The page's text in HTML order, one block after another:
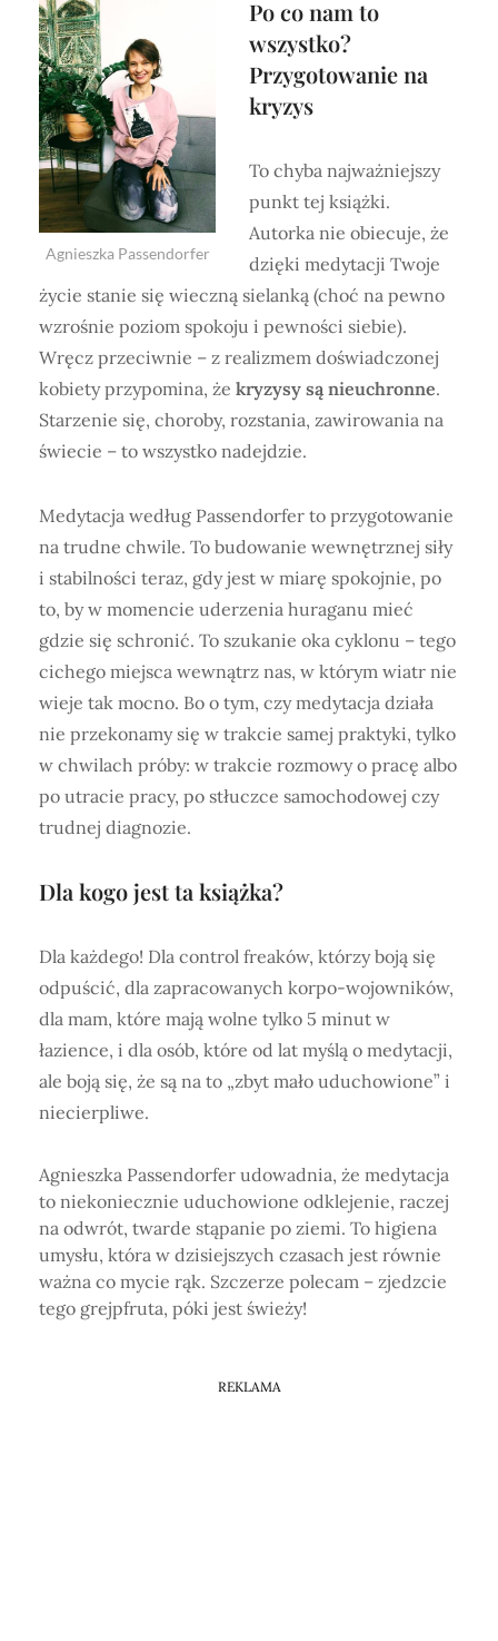
Agnieszka Passendorfer
Po co nam to
wszystko?
Przygotowanie na
kryzys
To chyba najważniejszy
punkt tej książki.
Autorka nie obiecuje, że
dzięki medytacji Twoje
życie stanie się wieczną sielanką (choć na pewno
wzrośnie poziom spokoju i pewności siebie).
Wręcz przeciwnie – z realizmem doświadczonej
kobiety przypomina, że kryzysy są nieuchronne.
Starzenie się, choroby, rozstania, zawirowania na
świecie – to wszystko nadejdzie.
Medytacja według Passendorfer to przygotowanie
na trudne chwile. To budowanie wewnętrznej siły
i stabilności teraz, gdy jest w miarę spokojnie, po
to, by w momencie uderzenia huraganu mieć
gdzie się schronić. To szukanie oka cyklonu – tego
cichego miejsca wewnątrz nas, w którym wiatr nie
wieje tak mocno. Bo o tym, czy medytacja działa
nie przekonamy się w trakcie samej praktyki, tylko
w chwilach próby: w trakcie rozmowy o pracę albo
po utracie pracy, po stłuczce samochodowej czy
trudnej diagnozie.
Dla kogo jest ta książka?
Dla każdego! Dla control freaków, którzy boją się
odpuścić, dla zapracowanych korpo-wojowników,
dla mam, które mają wolne tylko 5 minut w
łazience, i dla osób, które od lat myślą o medytacji,
ale boją się, że są na to „zbyt mało uduchowione” i
niecierpliwe.
Agnieszka Passendorfer udowadnia, że medytacja
to niekoniecznie uduchowione odklejenie, raczej
na odwrót, twarde stąpanie po ziemi. To higiena
umysłu, która w dzisiejszych czasach jest równie
ważna co mycie rąk. Szczerze polecam – zjedzcie
tego grejpfruta, póki jest świeży!
REKLAMA